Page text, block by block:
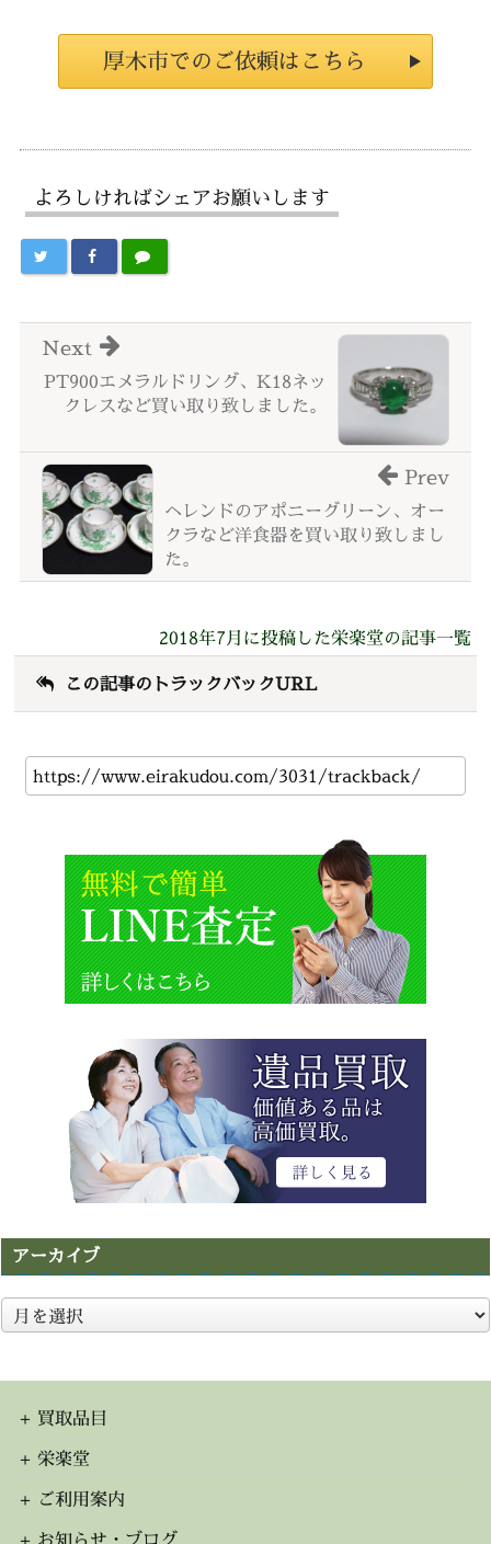
厚木市でのご依頼はこちら
よろしければシェアお願いします
PT900エメラルドリング、K18ネッ
クレスなど買い取り致しました。
Next
ヘレンドのアポニーグリーン、オー
クラなど洋食器を買い取り致しまし
た。
Prev
2018年7月に投稿した栄楽堂の記事一覧
この記事のトラックバックURL
アーカイブ
ア
ー
イ
買取品目
栄楽堂
ご利用案内